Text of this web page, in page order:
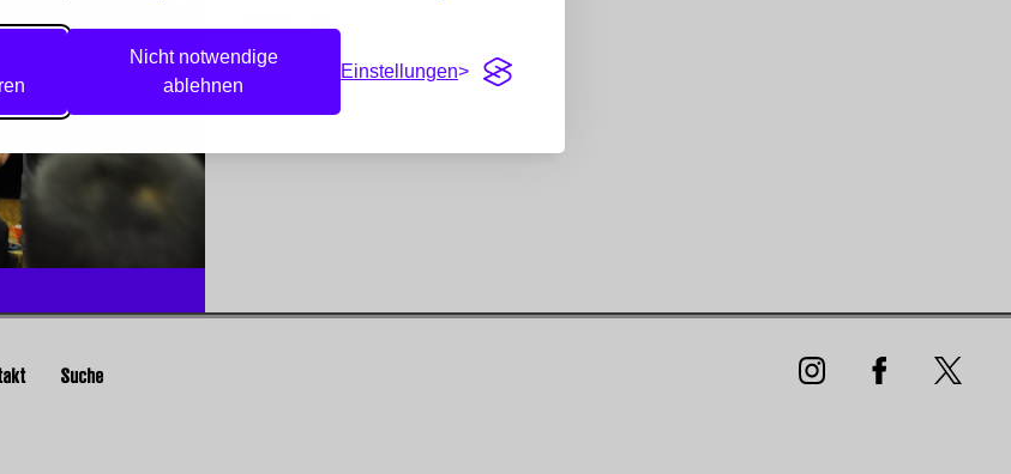
Nicht notwendige
ablehnen
Einstellungen
Video
Suche